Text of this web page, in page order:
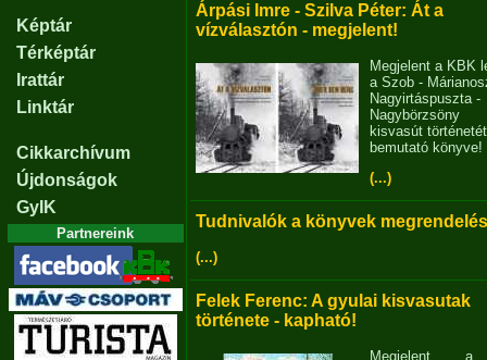
Képtár
Térképtár
Irattár
Linktár
Cikkarchívum
Újdonságok
GyIK
Partnereink
Árpási Imre - Szilva Péter: Át a
vízválasztón - megjelent!
Megjelent a KBK
a Szob -
Nagyirtáspuszta -
Nagybörzsöny
kisvasút történetét
bemutató könyve!
(...)
Tudnivalók a könyvek
(...)
Felek Ferenc: A gyulai kisvasutak
története - kapható!
Megjelent